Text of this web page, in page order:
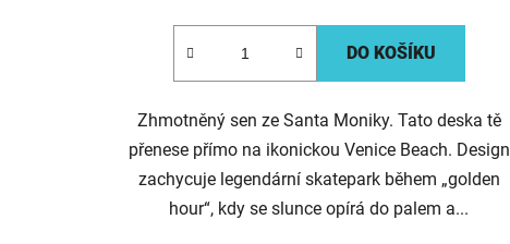
DO KOŠÍKU
Zhmotněný sen ze Santa Moniky. Tato deska tě
přenese přímo na ikonickou Venice Beach. Design
zachycuje legendární skatepark během „golden
hour“, kdy se slunce opírá do palem a...